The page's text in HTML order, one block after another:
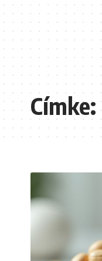
Címke: